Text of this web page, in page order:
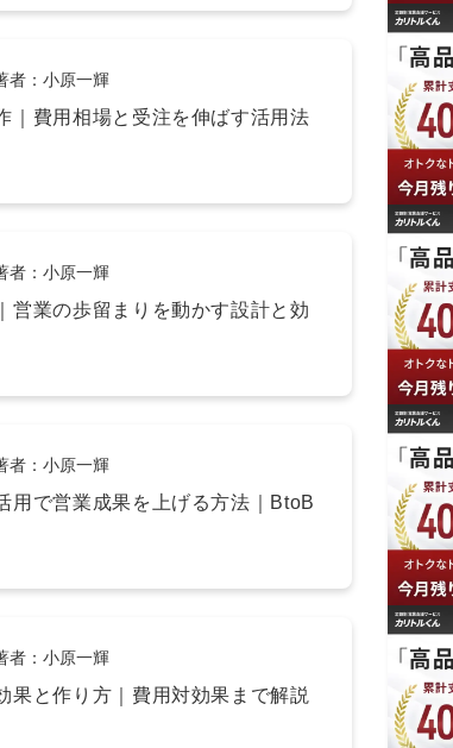
者：小原一輝
｜費用相場と受注を伸ばす活用法
者：小原一輝
営業の歩留まりを動かす設計と効
者：小原一輝
用で営業成果を上げる方法｜BtoB
者：小原一輝
果と作り方｜費用対効果まで解説